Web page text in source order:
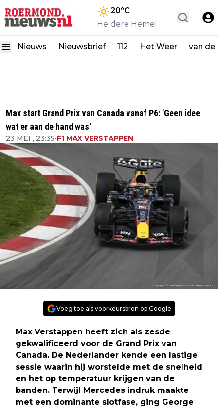
20°C
Heldere Hemel
Nieuws Nieuwsbrief 112 Het Weer van de
Max start Grand Prix van Canada vanaf P6: 'Geen idee
wat er aan de hand was'
23 MEI , 23:35•F1 MAX VERSTAPPEN
Voeg toe als voorkeursbron op Google
Max Verstappen heeft zich als zesde
gekwalificeerd voor de Grand Prix van
Canada. De Nederlander kende een lastige
sessie waarin hij worstelde met de snelheid
en het op temperatuur krijgen van de
banden. Terwijl Mercedes indruk maakte
met een dominante slotfase, ging George